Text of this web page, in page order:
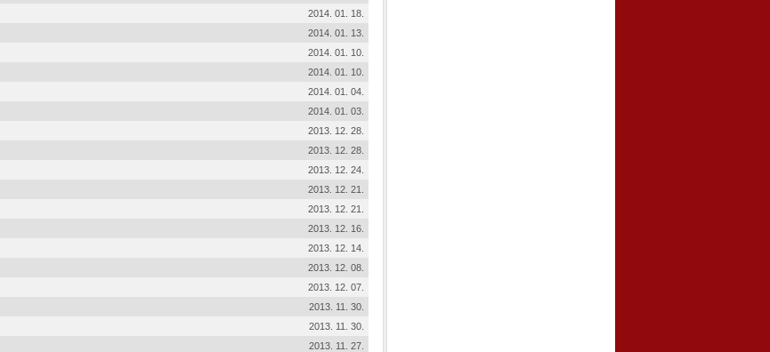
2014. 01. 18.
2014. 01. 13.
2014. 01. 10.
2014. 01. 10.
2014. 01. 04.
2014. 01. 03.
2013. 12. 28.
2013. 12. 28.
2013. 12. 24.
2013. 12. 21.
2013. 12. 21.
2013. 12. 16.
2013. 12. 14.
2013. 12. 08.
2013. 12. 07.
2013. 11. 30.
2013. 11. 30.
2013. 11. 27.